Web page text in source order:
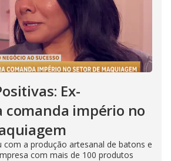
Ex-
império no
com a produção artesanal de batons e
com mais de 100 produtos